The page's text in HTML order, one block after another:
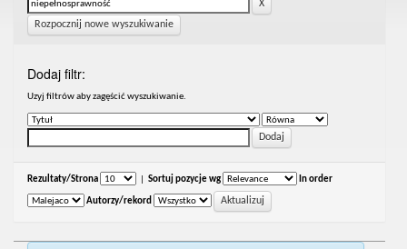
Rozpocznij nowe wyszukiwanie
Dodaj filtr:
Uzyj filtrów aby zagęścić wyszukiwanie.
Rezultaty/Strona Sortuj pozycje wg In order
Autorzy/rekord